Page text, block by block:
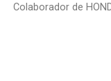
Colaborador de